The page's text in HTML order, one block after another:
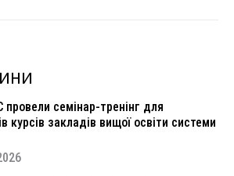
семінар-тренінг для
курсів закладів вищої освіти системи